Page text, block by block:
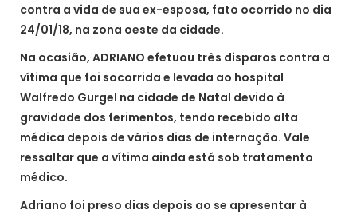
contra a vida de sua ex-esposa, fato ocorrido no dia
24/01/18, na zona oeste da cidade.
Na ocasião, ADRIANO efetuou três disparos contra a
vítima que foi socorrida e levada ao hospital
Walfredo Gurgel na cidade de Natal devido à
gravidade dos ferimentos, tendo recebido alta
médica depois de vários dias de internação. Vale
ressaltar que a vítima ainda está sob tratamento
médico.
Adriano foi preso dias depois ao se apresentar à